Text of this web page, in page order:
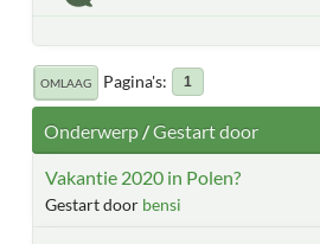
OMLAAG Pagina's 1
Onderwerp/Gestart door
Vakantie 2020 in Polen?
Gestart door bensi